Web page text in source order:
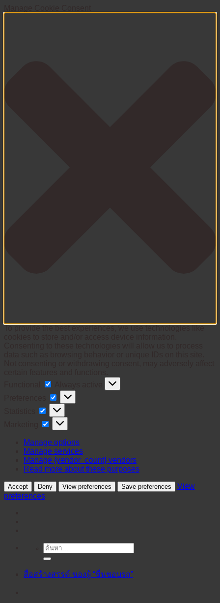
Preferences
Statistics
Marketing
Manage options
Manage services
Manage {vendor_count} vendors
Read more about these purposes
Accept Deny View preferences Save preferences
View
preferences
ค้นหา:
สื่อสร้างสรรค์ ของผู้ “ชื่นชอบรถ”